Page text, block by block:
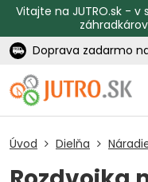
Vitajte na JUTRO.sk -
Doprava zadarmo
Úvod Dielňa